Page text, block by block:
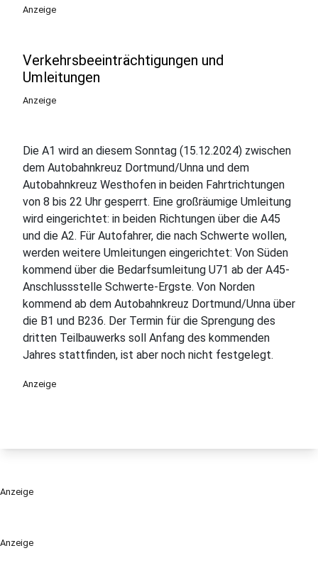
Anzeige
Anzeige
Verkehrsbeeinträchtigungen und
Umleitungen
Anzeige
Die A1 wird an diesem Sonntag (15.12.2024) zwischen
dem Autobahnkreuz Dortmund/Unna und dem
Autobahnkreuz Westhofen in beiden Fahrtrichtungen
von 8 bis 22 Uhr gesperrt. Eine großräumige Umleitung
wird eingerichtet: in beiden Richtungen über die A45
und die A2. Für Autofahrer, die nach Schwerte wollen,
werden weitere Umleitungen eingerichtet: Von Süden
kommend über die Bedarfsumleitung U71 ab der A45-
Anschlussstelle Schwerte-Ergste. Von Norden
kommend ab dem Autobahnkreuz Dortmund/Unna über
die B1 und B236. Der Termin für die Sprengung des
dritten Teilbauwerks soll Anfang des kommenden
Jahres stattfinden, ist aber noch nicht festgelegt.
Anzeige
Anzeige